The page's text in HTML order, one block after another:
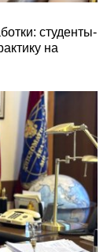
студенты-
на